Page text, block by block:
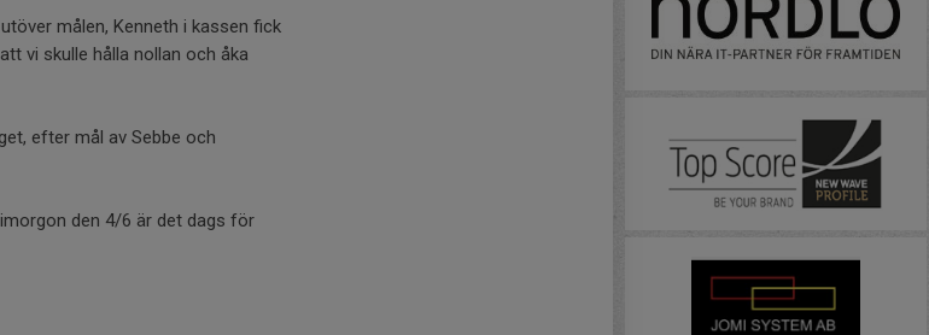
målen, Kenneth i kassen fick
vi skulle hålla nollan och åka
efter mål av Sebbe och
den 4/6 är det dags för